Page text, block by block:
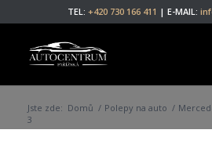
TEL: +420 730 166 411 | E-MAIL:
Jste zde: Domů / Polepy na auto /
3